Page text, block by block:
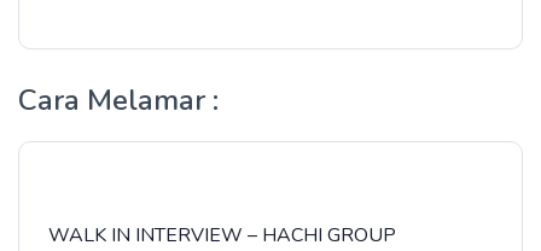
Cara Melamar :
WALK IN INTERVIEW – HACHI GROUP